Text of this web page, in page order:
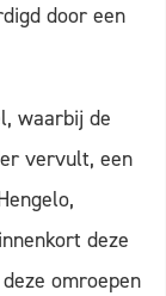
door een
waarbij de
vervult, een
deze
omroepen